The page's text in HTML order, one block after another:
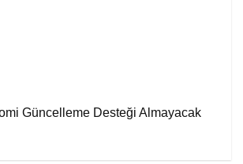
Güncelleme Desteği Almayacak